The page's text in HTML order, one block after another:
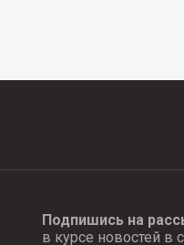
Подпишись на
в курсе новостей в